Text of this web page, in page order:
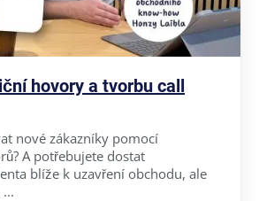
hovory a tvorbu call
nové zákazníky pomocí
A potřebujete dostat
blíže k uzavření obchodu, ale